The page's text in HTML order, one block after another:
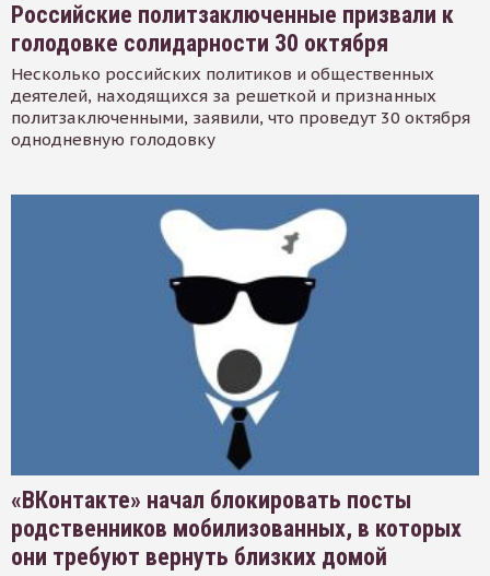
Российские политзаключенные призвали к
голодовке солидарности 30 октября
Несколько российских политиков и общественных
деятелей, находящихся за решеткой и признанных
политзаключенными, заявили, что проведут 30 октября
однодневную голодовку
«ВКонтакте» начал блокировать посты
родственников мобилизованных, в которых
они требуют вернуть близких домой